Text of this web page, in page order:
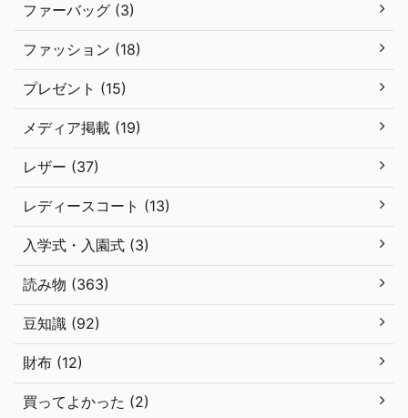
ファーバッグ (3)
ファッション (18)
プレゼント (15)
メディア掲載 (19)
レザー (37)
レディースコート (13)
入学式・入園式 (3)
読み物 (363)
豆知識 (92)
財布 (12)
買ってよかった (2)